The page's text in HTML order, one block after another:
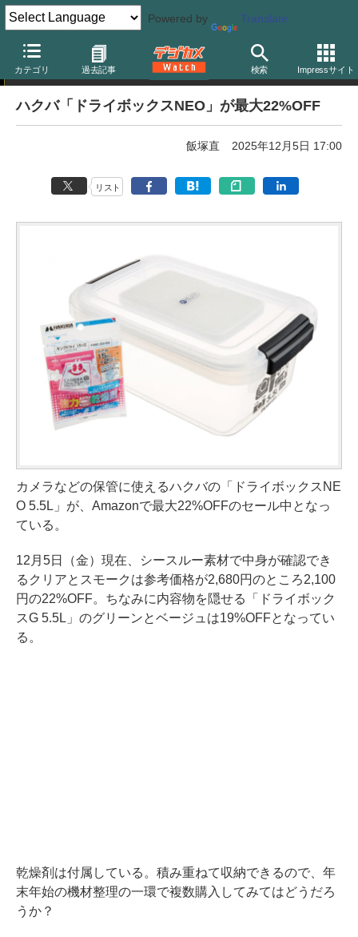
Powered by Translate
カテゴリ 過去記事 検索 Impressサイト
【厳選】本日のお買い得商品
ハクバ「ドライボックスNEO」が最大22%OFF
飯塚直 2025年12月5日 17:00
リスト
カメラなどの保管に使えるハクバの「ドライボックスNE
O 5.5L」が、Amazonで最大22%OFFのセール中となっ
ている。
12月5日（金）現在、シースルー素材で中身が確認でき
るクリアとスモークは参考価格が2,680円のところ2,100
円の22%OFF。ちなみに内容物を隠せる「ドライボック
スG 5.5L」のグリーンとベージュは19%OFFとなってい
る。
乾燥剤は付属している。積み重ねて収納できるので、年
末年始の機材整理の一環で複数購入してみてはどうだろ
うか？